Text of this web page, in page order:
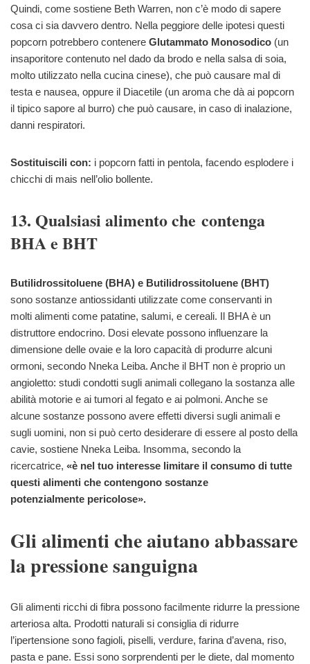
Quindi, come sostiene Beth Warren, non c’è modo di sapere
cosa ci sia davvero dentro. Nella peggiore delle ipotesi questi
popcorn potrebbero contenere Glutammato Monosodico (un
insaporitore contenuto nel dado da brodo e nella salsa di soia,
molto utilizzato nella cucina cinese), che può causare mal di
testa e nausea, oppure il Diacetile (un aroma che dà ai popcorn
il tipico sapore al burro) che può causare, in caso di inalazione,
danni respiratori.
Sostituiscili con: i popcorn fatti in pentola, facendo esplodere i
chicchi di mais nell’olio bollente.
13. Qualsiasi alimento che contenga
BHA e BHT
Butilidrossitoluene (BHA) e Butilidrossitoluene (BHT)
sono sostanze antiossidanti utilizzate come conservanti in
molti alimenti come patatine, salumi, e cereali. Il BHA è un
distruttore endocrino. Dosi elevate possono influenzare la
dimensione delle ovaie e la loro capacità di produrre alcuni
ormoni, secondo Nneka Leiba. Anche il BHT non è proprio un
angioletto: studi condotti sugli animali collegano la sostanza alle
abilità motorie e ai tumori al fegato e ai polmoni. Anche se
alcune sostanze possono avere effetti diversi sugli animali e
sugli uomini, non si può certo desiderare di essere al posto della
cavie, sostiene Nneka Leiba. Insomma, secondo la
ricercatrice, «è nel tuo interesse limitare il consumo di tutte
questi alimenti che contengono sostanze
potenzialmente pericolose».
Gli alimenti che aiutano abbassare
la pressione sanguigna
Gli alimenti ricchi di fibra possono facilmente ridurre la pressione
arteriosa alta. Prodotti naturali si consiglia di ridurre
l’ipertensione sono fagioli, piselli, verdure, farina d’avena, riso,
pasta e pane. Essi sono sorprendenti per le diete, dal momento